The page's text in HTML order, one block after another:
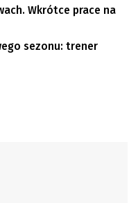
Wkrótce prace na
sezonu: trener